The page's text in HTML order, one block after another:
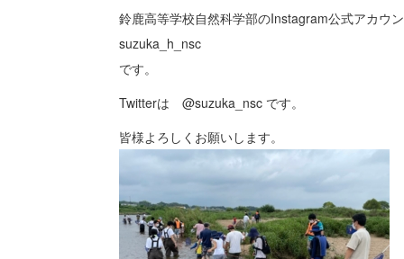
鈴鹿高等学校自然科学部のInstagram公式アカウン
suzuka_h_nsc
です。
Twitterは @suzuka_nsc です。
皆様よろしくお願いします。